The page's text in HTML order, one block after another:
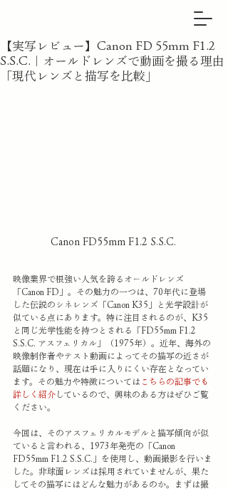
【実写レビュー】Canon FD 55mm F1.2
S.S.C.｜オールドレンズで動画を撮る理由
「現代レンズと描写を比較」
Canon FD55mm F1.2 S.S.C.
映像業界で根強い人気を誇るオールドレンズ
「Canon FD」。その魅力の一つは、70年代に登場
した伝説のシネレンズ「Canon K35」と光学設計が
似ている点にあります。特に注目されるのが、K35
と同じ光学性能を持つとされる「FD55mm F1.2
S.S.C. アスフェリカル」（1975年）。近年、海外の
映像制作者やテスト動画によってその描写の近さが
話題になり、現在は手に入りにくい存在となってい
ます。その魅力や特徴については こちらの記事でも
詳しく紹介 しているので、興味のある方はぜひご覧
ください。
今回は、そのアスフェリカルモデルと描写傾向が似
ていると言われる、1973年発売の「Canon
FD55mm F1.2 S.S.C.」を使用し、動画撮影を行いま
した。非球面レンズは採用されていませんが、果た
してその描写にはどんな魅力があるのか。まずは撮